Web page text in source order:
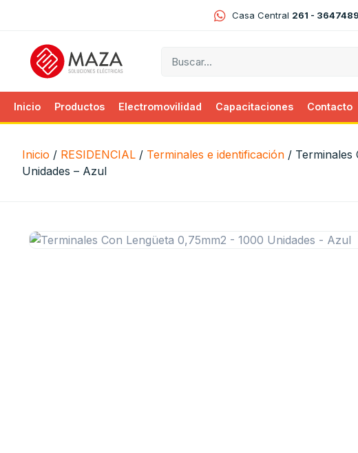
Casa Central 261 - 3647489
Inicio Productos Electromovilidad Capacitaciones Contacto
Inicio / RESIDENCIAL / Terminales e identificación / Terminales
Unidades – Azul